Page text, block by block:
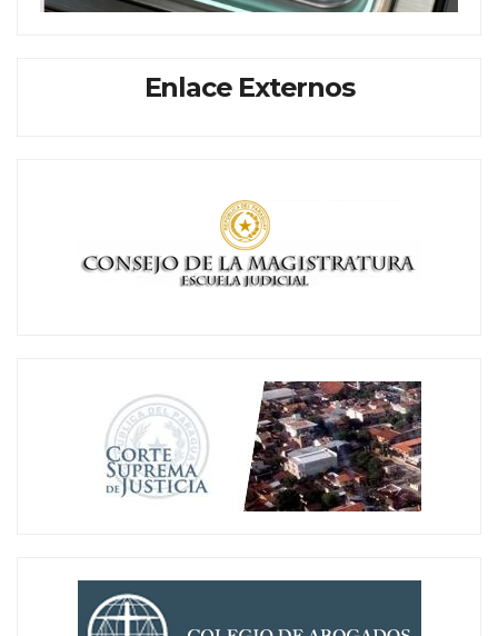
Enlace Externos